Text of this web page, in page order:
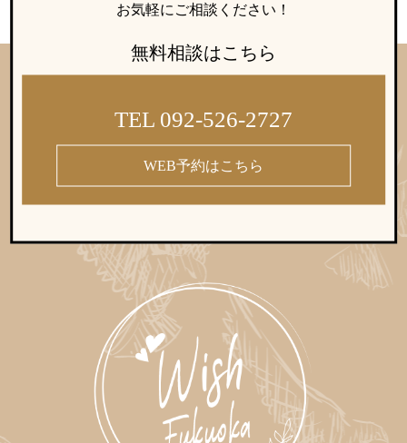
お気軽にご相談ください！
無料相談はこちら
TEL 092-526-2727
WEB予約はこちら